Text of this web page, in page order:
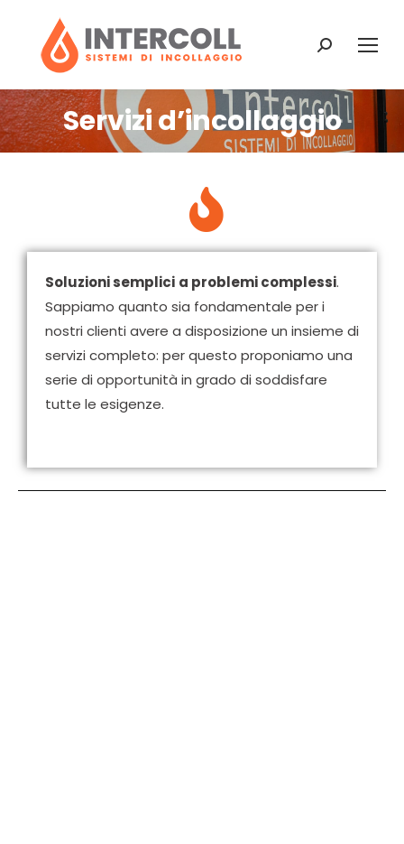
Servizi d’incollaggio
You are here:
Soluzioni semplici a problemi complessi.
Sappiamo quanto sia fondamentale per i
nostri clienti avere a disposizione un insieme di
servizi completo: per questo proponiamo una
serie di opportunità in grado di soddisfare
tutte le esigenze.